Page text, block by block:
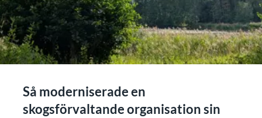
Så moderniserade en
skogsförvaltande organisation sin